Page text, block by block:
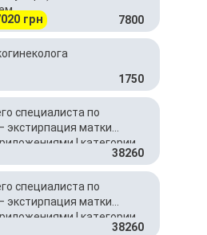
грн 7800
1750
специалиста по
экстирпация матки
I категории
ПГД)
38260
специалиста по
экстирпация матки
I категории
ПГД)
38260